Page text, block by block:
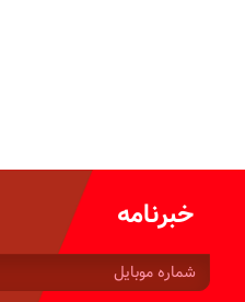
خبرنامه
شماره
موبایل: